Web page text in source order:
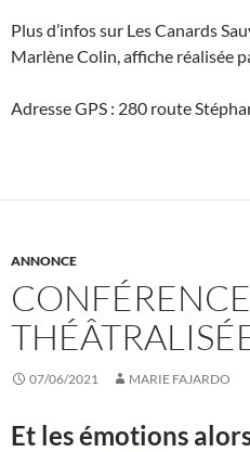
Plus d’infos sur Les Canards
Marlène Colin, affiche réalisée
Adresse GPS : 280 route
ANNONCE
CONFÉRENCE
07/06/2021 MARIE FAJARDO
Et les émotions